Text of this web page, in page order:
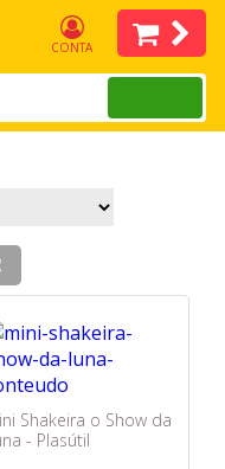
CONTA
Shakeira o Show da
- Plasútil